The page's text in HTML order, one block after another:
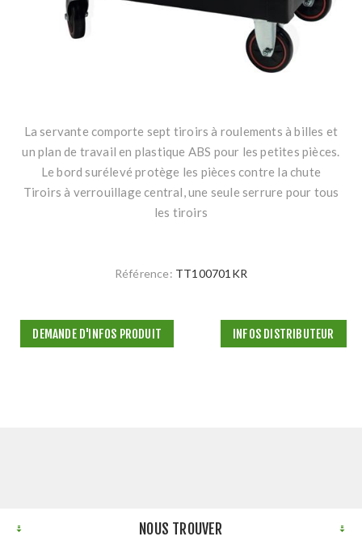
La servante comporte sept tiroirs à roulements à billes et
un plan de travail en plastique ABS pour les petites pièces.
Le bord surélevé protège les pièces contre la chute
Tiroirs à verrouillage central, une seule serrure pour tous
les tiroirs
Référence: TT100701KR
DEMANDE D'INFOS PRODUIT INFOS DISTRIBUTEUR
NOUS TROUVER